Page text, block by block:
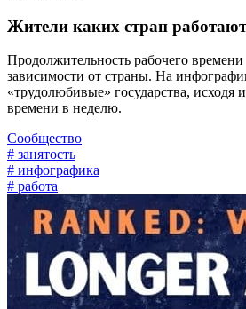
Жители каких стран
Продолжительность рабочего времени
зависимости от страны. На
«трудолюбивые» государства, исходя
времени в неделю.
Сообщество
# занятость
# инфографика
# работа